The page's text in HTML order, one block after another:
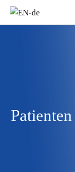
Patienten
monitor